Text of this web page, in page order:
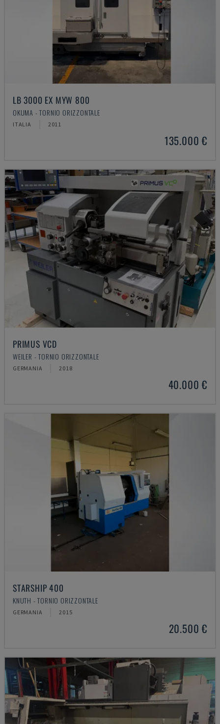
LB 3000 EX MYW 800
OKUMA - TORNIO ORIZZONTALE
ITALIA 2011
135.000 €
PRIMUS VCD
WEILER - TORNIO ORIZZONTALE
GERMANIA 2018
40.000 €
STARSHIP 400
KNUTH - TORNIO ORIZZONTALE
GERMANIA 2015
20.500 €